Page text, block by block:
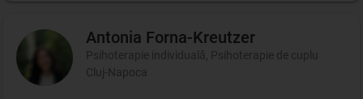
Antonia Forna-Kreutzer
Psihoterapie individuală, Psihoterapie de cuplu
Cluj-Napoca